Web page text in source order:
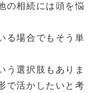
の相続には頭を悩
る場合でもそう単
う選択肢もありま
で活かしたいと考